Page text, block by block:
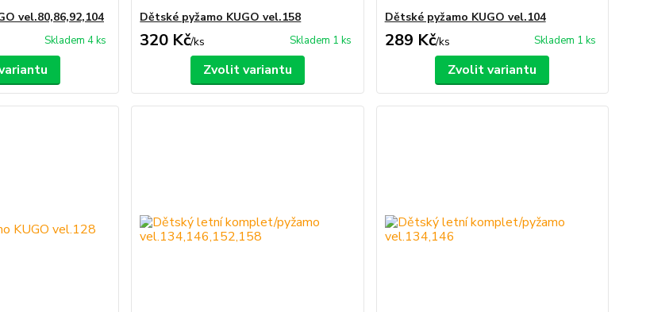
vel.80,86,92,104
Skladem 4 ks
Dětské pyžamo KUGO vel.158
320 Kč/ks Skladem 1 ks
Zvolit variantu
Dětské pyžamo KUGO vel.104
289 Kč/ks Skladem 1 ks
Zvolit variantu